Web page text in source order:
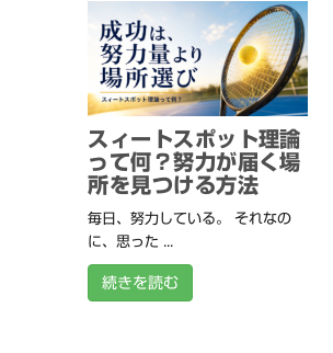
スィートスポット理論
って何？努力が届く場
所を見つける方法
毎日、努力している。 それなの
に、思った ...
続きを読む